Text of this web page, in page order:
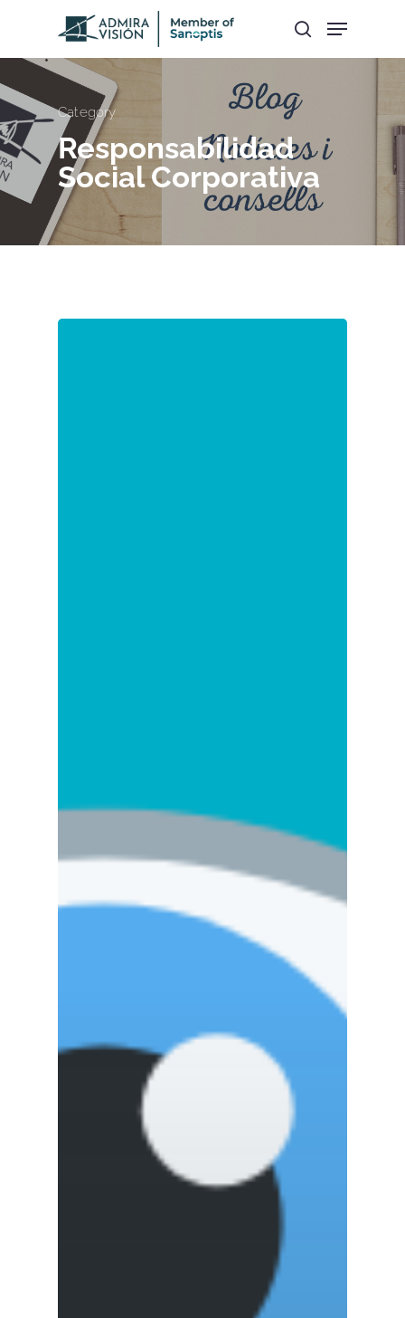
Hit enter to search or ESC to close
Category
Responsabilidad
Social Corporativa